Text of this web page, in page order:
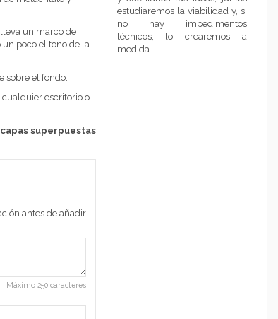
un marco de
poco el tono de la
sobre el fondo.
escritorio o
superpuestas
antes de añadir
Máximo 250 caracteres
estudiaremos la viabilidad y, si
no hay impedimentos
técnicos, lo crearemos a
medida.